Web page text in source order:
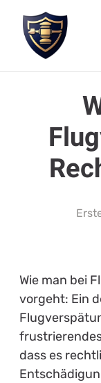
Wie man bei
vorgeht: Ein
dass es